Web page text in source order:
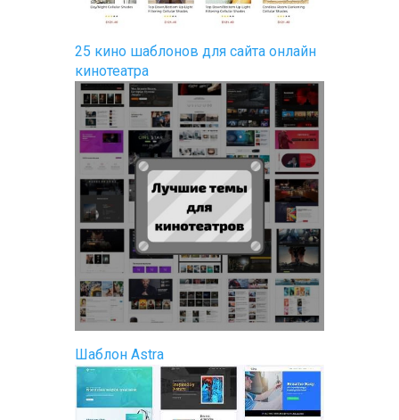
25 кино шаблонов для сайта онлайн
кинотеатра
Шаблон Astra